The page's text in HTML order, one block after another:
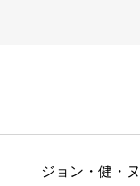
ジョン・健・